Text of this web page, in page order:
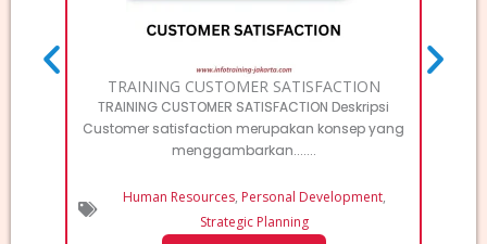
TRAINING CUSTOMER SATISFACTION
TRAINING CUSTOMER SATISFACTION Deskripsi
Customer satisfaction merupakan konsep yang
menggambarkan.......
Human Resources, Personal Development,
Strategic Planning